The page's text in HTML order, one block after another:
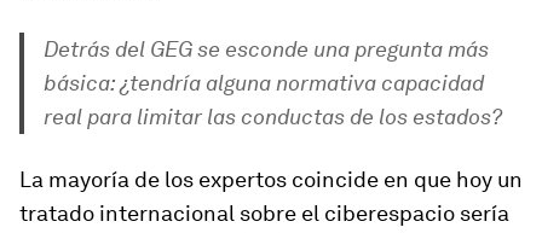
Detrás del GEG se esconde una pregunta más
básica: ¿tendría alguna normativa capacidad
real para limitar las conductas de los estados?
La mayoría de los expertos coincide en que hoy un
tratado internacional sobre el ciberespacio sería